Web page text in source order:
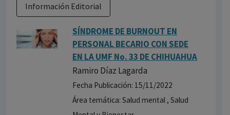
Información Editorial
SÍNDROME DE BURNOUT EN
PERSONAL BECARIO CON SEDE
EN LA UMF No. 33 DE CHIHUAHUA
Ramiro Díaz Lagarda
Fecha Publicación: 15/11/2022
Área temática: Salud mental , Salud